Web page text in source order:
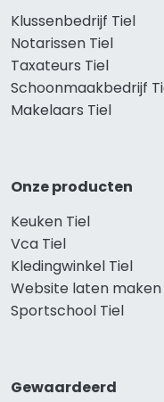
Klussenbedrijf Tiel
Notarissen Tiel
Taxateurs Tiel
Schoonmaakbedrijf
Makelaars Tiel
Onze producten
Keuken Tiel
Vca Tiel
Kledingwinkel Tiel
Website laten maken
Sportschool Tiel
Gewaardeerd